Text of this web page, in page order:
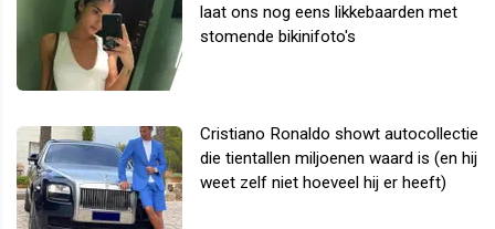
laat ons nog eens likkebaarden met
stomende bikinifoto's
Cristiano Ronaldo showt autocollectie
die tientallen miljoenen waard is (en hij
weet zelf niet hoeveel hij er heeft)